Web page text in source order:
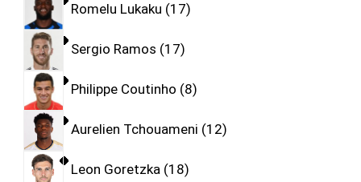
Romelu Lukaku 17
Sergio Ramos 17
Philippe Coutinho 8
Aurelien Tchouameni 12
Leon Goretzka 18